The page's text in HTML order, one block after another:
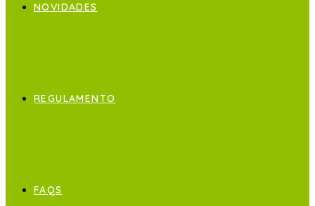
NOVIDADES
REGULAMENTO
FAQS